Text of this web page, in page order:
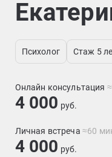
Психолог Стаж 5
Онлайн консультация
4 000 руб.
Личная встреча ≈60
4 000 руб.